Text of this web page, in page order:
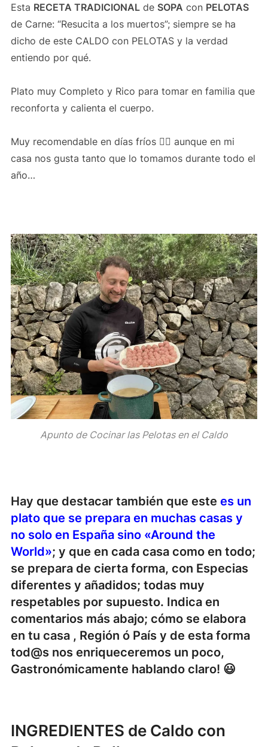
Esta RECETA TRADICIONALde SOPA con PELOTAS
de Carne: “Resucita a los muertos”; siempre se ha
dicho de este CALDO con PELOTAS y la verdad
entiendo por qué.
Plato muy Completo y Rico para tomar en familia que
reconforta y calienta el cuerpo.
Muy recomendable en días fríos 👌🏻 aunque en mi
casa nos gusta tanto que lo tomamos durante todo el
año…
Apunto de Cocinar las Pelotas en el Caldo
Hay que destacar también que este es un
plato que se prepara en muchas casas y
no solo en España sino «Around the
World»; y que en cada casa como en todo;
se prepara de cierta forma, con Especias
diferentes y añadidos; todas muy
respetables por supuesto. Indica en
comentarios más abajo; cómo se elabora
en tu casa , Región ó País y de esta forma
tod@s nos enriqueceremos un poco,
Gastronómicamente hablando claro! 😃
INGREDIENTES de Caldo con